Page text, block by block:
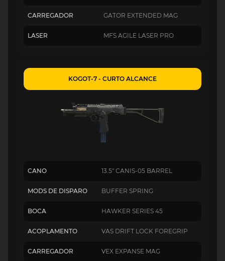
CARREGADOR GATOR EXTENDED MAG
LASER MFS AGILE LASER PRO
KOGOT-7 - CURTO ALCANCE
CANO 13.5" CANIS-05 BARREL
MODS DE DISPARO BUFFER SPRING
BOCA HAWKER SERIES 45
ACOPLAMENTO VAS DRIFT LOCK FOREGRIP
CARREGADOR VEX EXPANSE MAG